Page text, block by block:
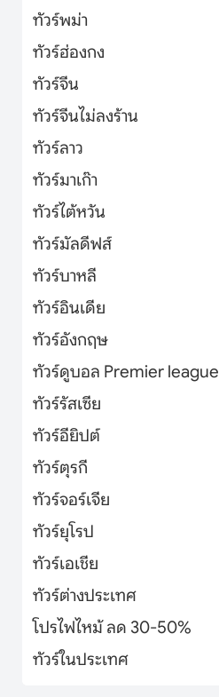
ทัวร์พม่า
ทัวร์ฮ่องกง
ทัวร์จีน
ทัวร์จีนไม่ลงร้าน
ทัวร์ลาว
ทัวร์มาเก๊า
ทัวร์ไต้หวัน
ทัวร์มัลดีฟส์
ทัวร์บาหลี
ทัวร์อินเดีย
ทัวร์อังกฤษ
ทัวร์ดูบอล Premier league
ทัวร์รัสเซีย
ทัวร์อียิปต์
ทัวร์ตุรกี
ทัวร์จอร์เจีย
ทัวร์ยุโรป
ทัวร์เอเชีย
ทัวร์ต่างประเทศ
โปรไฟไหม้ ลด 30-50%
ทัวร์ในประเทศ